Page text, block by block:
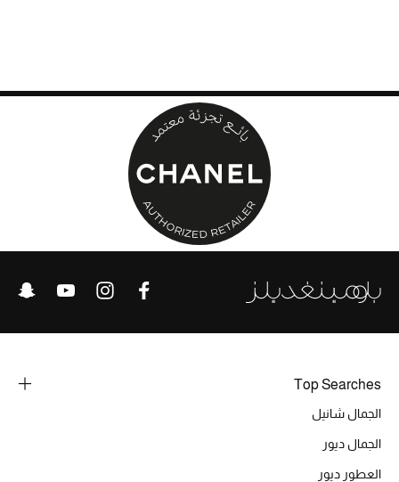
حقائب الأطفال
تسوقوا الحقائب
Top Searches
الجمال شانيل
الجمال ديور
العطور ديور